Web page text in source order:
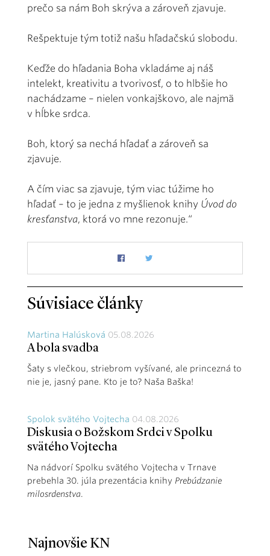
prečo sa nám Boh skrýva a zároveň zjavuje.
Rešpektuje tým totiž našu hľadačskú slobodu.
Keďže do hľadania Boha vkladáme aj náš
intelekt, kreativitu a tvorivosť, o to hlbšie ho
nachádzame – nielen vonkajškovo, ale najmä
v hĺbke srdca.
Boh, ktorý sa nechá hľadať a zároveň sa
zjavuje.
A čím viac sa zjavuje, tým viac túžime ho
hľadať – to je jedna z myšlienok knihy Úvod do
kresťanstva, ktorá vo mne rezonuje.“
Súvisiace články
Martina Halúsková 05.08.2026
A bola svadba
Šaty s vlečkou, striebrom vyšívané, ale princezná to
nie je, jasný pane. Kto je to? Naša Baška!
Spolok svätého Vojtecha 04.08.2026
Diskusia o Božskom Srdci v Spolku
svätého Vojtecha
Na nádvorí Spolku svätého Vojtecha v Trnave
prebehla 30. júla prezentácia knihy Prebúdzanie
milosrdenstva.
Najnovšie KN